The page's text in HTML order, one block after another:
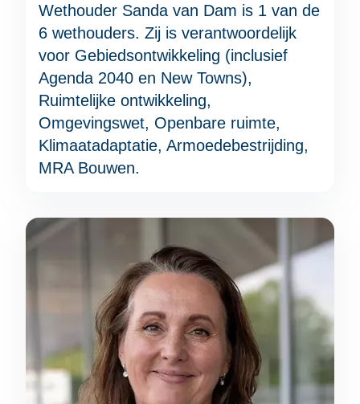
Wethouder Sanda van Dam is 1 van de
6 wethouders. Zij is verantwoordelijk
voor Gebiedsontwikkeling (inclusief
Agenda 2040 en New Towns),
Ruimtelijke ontwikkeling,
Omgevingswet, Openbare ruimte,
Klimaatadaptatie, Armoedebestrijding,
MRA Bouwen.